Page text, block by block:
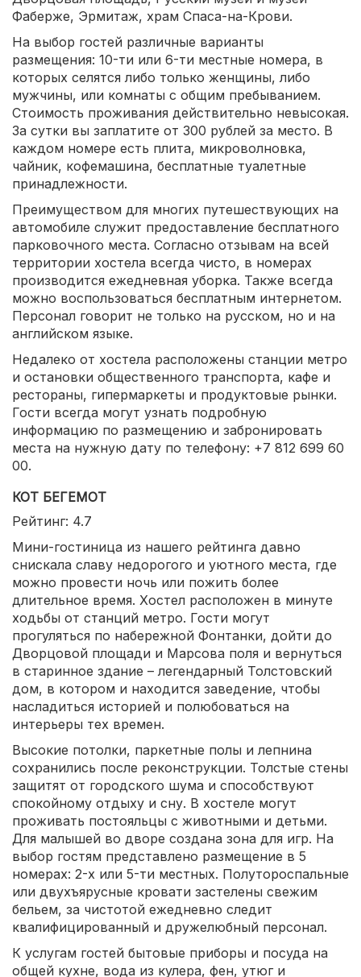
Фаберже, Эрмитаж, храм Спаса-на-Крови.
На выбор гостей различные варианты
размещения: 10-ти или 6-ти местные номера, в
которых селятся либо только женщины, либо
мужчины, или комнаты с общим пребыванием.
Стоимость проживания действительно невысокая.
За сутки вы заплатите от 300 рублей за место. В
каждом номере есть плита, микроволновка,
чайник, кофемашина, бесплатные туалетные
принадлежности.
Преимуществом для многих путешествующих на
автомобиле служит предоставление бесплатного
парковочного места. Согласно отзывам на всей
территории хостела всегда чисто, в номерах
производится ежедневная уборка. Также всегда
можно воспользоваться бесплатным интернетом.
Персонал говорит не только на русском, но и на
английском языке.
Недалеко от хостела расположены станции метро
и остановки общественного транспорта, кафе и
рестораны, гипермаркеты и продуктовые рынки.
Гости всегда могут узнать подробную
информацию по размещению и забронировать
места на нужную дату по телефону: +7 812 699 60
00.
КОТ БЕГЕМОТ
Рейтинг: 4.7
Мини-гостиница из нашего рейтинга давно
снискала славу недорогого и уютного места, где
можно провести ночь или пожить более
длительное время. Хостел расположен в минуте
ходьбы от станций метро. Гости могут
прогуляться по набережной Фонтанки, дойти до
Дворцовой площади и Марсова поля и вернуться
в старинное здание – легендарный Толстовский
дом, в котором и находится заведение, чтобы
насладиться историей и полюбоваться на
интерьеры тех времен.
Высокие потолки, паркетные полы и лепнина
сохранились после реконструкции. Толстые стены
защитят от городского шума и способствуют
спокойному отдыху и сну. В хостеле могут
проживать постояльцы с животными и детьми.
Для малышей во дворе создана зона для игр. На
выбор гостям представлено размещение в 5
номерах: 2-х или 5-ти местных. Полутороспальные
или двухъярусные кровати застелены свежим
бельем, за чистотой ежедневно следит
квалифицированный и дружелюбный персонал.
К услугам гостей бытовые приборы и посуда на
общей кухне, вода из кулера, фен, утюг и